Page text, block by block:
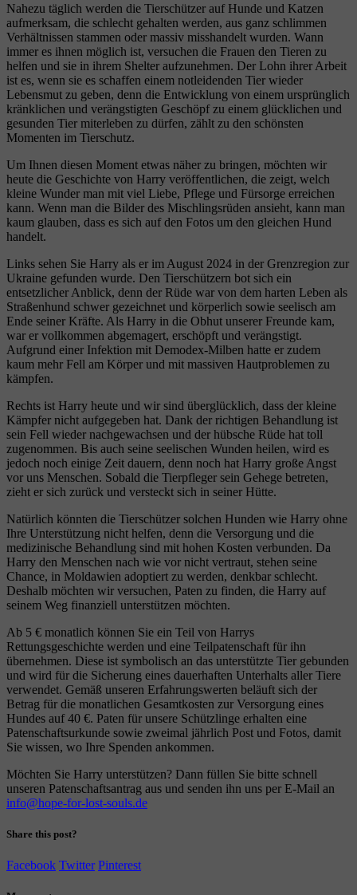
Nahezu täglich werden die Tierschützer auf Hunde und Katzen
aufmerksam, die schlecht gehalten werden, aus ganz schlimmen
Verhältnissen stammen oder massiv misshandelt wurden. Wann
immer es ihnen möglich ist, versuchen die Frauen den Tieren zu
helfen und sie in ihrem Shelter aufzunehmen. Der Lohn ihrer Arbeit
ist es, wenn sie es schaffen einem notleidenden Tier wieder
Lebensmut zu geben, denn die Entwicklung von einem ursprünglich
kränklichen und verängstigten Geschöpf zu einem glücklichen und
gesunden Tier miterleben zu dürfen, zählt zu den schönsten
Momenten im Tierschutz.
Um Ihnen diesen Moment etwas näher zu bringen, möchten wir
heute die Geschichte von Harry veröffentlichen, die zeigt, welch
kleine Wunder man mit viel Liebe, Pflege und Fürsorge erreichen
kann. Wenn man die Bilder des Mischlingsrüden ansieht, kann man
kaum glauben, dass es sich auf den Fotos um den gleichen Hund
handelt.
Links sehen Sie Harry als er im August 2024 in der Grenzregion zur
Ukraine gefunden wurde. Den Tierschützern bot sich ein
entsetzlicher Anblick, denn der Rüde war von dem harten Leben als
Straßenhund schwer gezeichnet und körperlich sowie seelisch am
Ende seiner Kräfte. Als Harry in die Obhut unserer Freunde kam,
war er vollkommen abgemagert, erschöpft und verängstigt.
Aufgrund einer Infektion mit Demodex-Milben hatte er zudem
kaum mehr Fell am Körper und mit massiven Hautproblemen zu
kämpfen.
Rechts ist Harry heute und wir sind überglücklich, dass der kleine
Kämpfer nicht aufgegeben hat. Dank der richtigen Behandlung ist
sein Fell wieder nachgewachsen und der hübsche Rüde hat toll
zugenommen. Bis auch seine seelischen Wunden heilen, wird es
jedoch noch einige Zeit dauern, denn noch hat Harry große Angst
vor uns Menschen. Sobald die Tierpfleger sein Gehege betreten,
zieht er sich zurück und versteckt sich in seiner Hütte.
Natürlich könnten die Tierschützer solchen Hunden wie Harry ohne
Ihre Unterstützung nicht helfen, denn die Versorgung und die
medizinische Behandlung sind mit hohen Kosten verbunden. Da
Harry den Menschen nach wie vor nicht vertraut, stehen seine
Chance, in Moldawien adoptiert zu werden, denkbar schlecht.
Deshalb möchten wir versuchen, Paten zu finden, die Harry auf
seinem Weg finanziell unterstützen möchten.
Ab 5 € monatlich können Sie ein Teil von Harrys
Rettungsgeschichte werden und eine Teilpatenschaft für ihn
übernehmen. Diese ist symbolisch an das unterstützte Tier gebunden
und wird für die Sicherung eines dauerhaften Unterhalts aller Tiere
verwendet. Gemäß unseren Erfahrungswerten beläuft sich der
Betrag für die monatlichen Gesamtkosten zur Versorgung eines
Hundes auf 40 €. Paten für unsere Schützlinge erhalten eine
Patenschaftsurkunde sowie zweimal jährlich Post und Fotos, damit
Sie wissen, wo Ihre Spenden ankommen.
Möchten Sie Harry unterstützen? Dann füllen Sie bitte schnell
unseren Patenschaftsantrag aus und senden ihn uns per E-Mail an
info@hope-for-lost-souls.de
Share this post?
Facebook Twitter Pinterest